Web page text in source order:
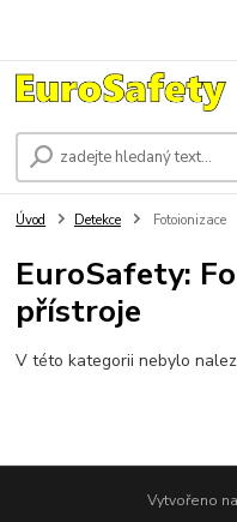
Úvod Detekce Fotoionizace
EuroSafety:
přístroje
V této kategorii nebylo
Vytvořeno na